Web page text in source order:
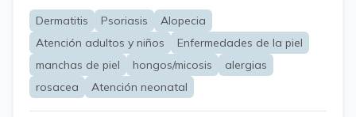
Dermatitis Psoriasis
Alopecia
Atención adultos y niños
Enfermedades de la piel
manchas de piel
hongos/micosis
alergias
rosacea
Atención neonatal